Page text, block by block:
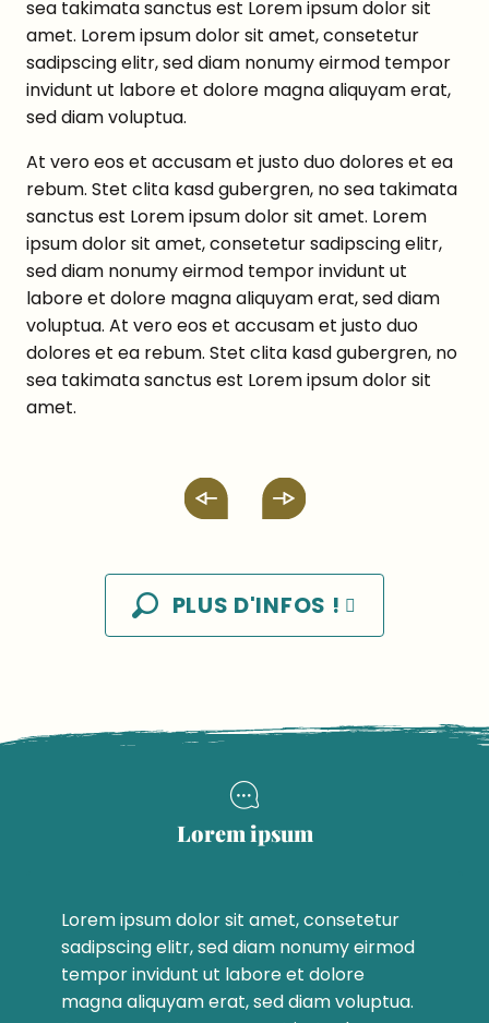
sea takimata sanctus est Lorem ipsum dolor sit
amet. Lorem ipsum dolor sit amet, consetetur
sadipscing elitr, sed diam nonumy eirmod tempor
invidunt ut labore et dolore magna aliquyam erat,
sed diam voluptua.
At vero eos et accusam et justo duo dolores et ea
rebum. Stet clita kasd gubergren, no sea takimata
sanctus est Lorem ipsum dolor sit amet. Lorem
ipsum dolor sit amet, consetetur sadipscing elitr,
sed diam nonumy eirmod tempor invidunt ut
labore et dolore magna aliquyam erat, sed diam
voluptua. At vero eos et accusam et justo duo
dolores et ea rebum. Stet clita kasd gubergren, no
sea takimata sanctus est Lorem ipsum dolor sit
amet.
PLUS D'INFOS !
Lorem ipsum
Lorem ipsum dolor sit amet, consetetur
sadipscing elitr, sed diam nonumy eirmod
tempor invidunt ut labore et dolore
magna aliquyam erat, sed diam voluptua.